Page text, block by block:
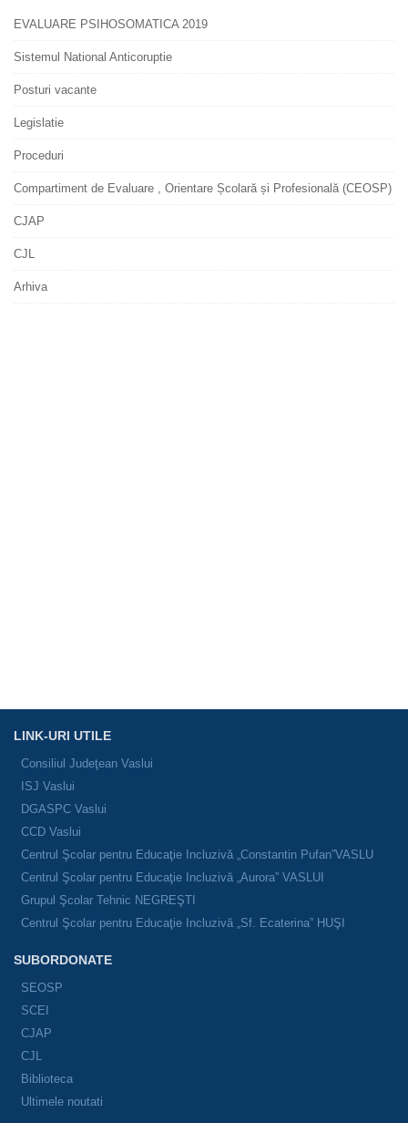
EVALUARE PSIHOSOMATICA 2019
Sistemul National Anticoruptie
Posturi vacante
Legislatie
Proceduri
Compartiment de Evaluare , Orientare Școlară și Profesională (CEOSP)
CJAP
CJL
Arhiva
LINK-URI UTILE
Consiliul Judeţean Vaslui
ISJ Vaslui
DGASPC Vaslui
CCD Vaslui
Centrul Şcolar pentru Educaţie Incluzivă „Constantin Pufan”VASLU
Centrul Şcolar pentru Educaţie Incluzivă „Aurora” VASLUI
Grupul Şcolar Tehnic NEGREŞTI
Centrul Şcolar pentru Educaţie Incluzivă „Sf. Ecaterina” HUŞI
SUBORDONATE
SEOSP
SCEI
CJAP
CJL
Biblioteca
Ultimele noutati